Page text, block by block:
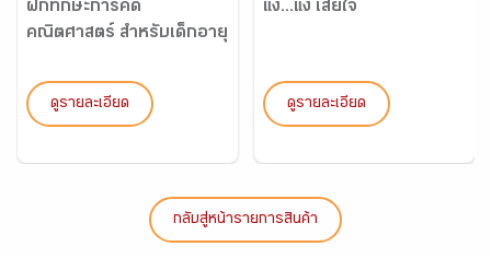
ฝึกทักษะการคิด
คณิตศาสตร์ สำหรับเด็กอายุ
ดูรายละเอียด
แง...แง เสียใจ
ดูรายละเอียด
กลับสู่หน้ารายการสินค้า